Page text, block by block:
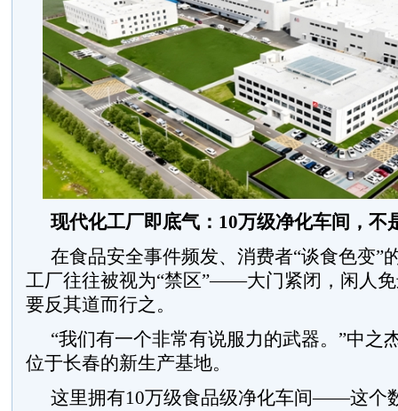
现代化工厂即底气： 10万级净化车间，不
在食品安全事件频发、消费者“谈食色变”
工厂往往被视为“禁区”——大门紧闭，闲人
要反其道而行之。
“我们有一个非常有说服力的武器。”中之
位于长春的新生产基地。
这里拥有10万级食品级净化车间——这个